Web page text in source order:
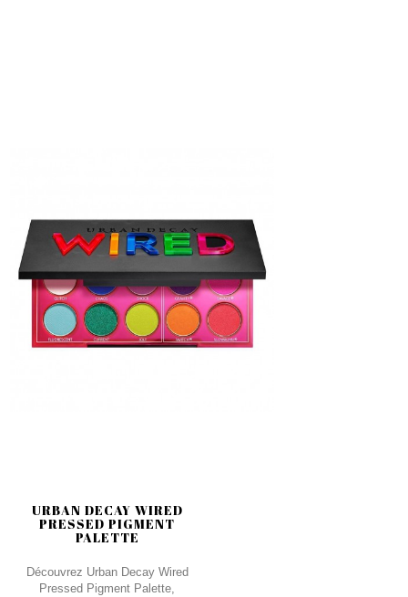
URBAN DECAY WIRED
PRESSED PIGMENT
PALETTE
Découvrez Urban Decay Wired
Pressed Pigment Palette,